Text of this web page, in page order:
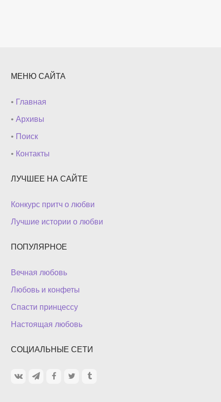
МЕНЮ САЙТА
• Главная
•Архивы
• Поиск
• Контакты
ЛУЧШЕЕ НА САЙТЕ
Конкурс притч о любви
Лучшие истории о любви
ПОПУЛЯРНОЕ
Вечная любовь
Любовь и конфеты
Спасти принцессу
Настоящая любовь
СОЦИАЛЬНЫЕ СЕТИ